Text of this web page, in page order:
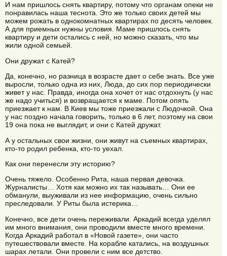
И нам пришлось снять квартиру, потому что органам опеки не
понравилась наша теснота. Это же только своих детей мы
можем рожать в однокомнатных квартирах по десять человек.
А для приемных нужны условия. Маме пришлось снять
квартиру и дети остались с ней, но можно сказать, что мы
жили одной семьей.
Они дружат с Катей?
Да, конечно, но разница в возрасте дает о себе знать. Все уже
выросли, только одна из них, Люда, до сих пор периодически
живет у нас. Правда, иногда она хочет от нас отдохнуть (у нас
же надо учиться) и возвращается к маме. Потом опять
приезжает к нам. В Киев мы тоже приезжали с Людочкой. Она
у нас поздно начала говорить, только в 6 лет, поэтому на свои
19 она пока не выглядит, и они с Катей дружат.
А у остальных свои жизни, они живут на съемных квартирах,
кто-то родил ребенка, кто-то уехал.
Как они перенесли эту историю?
Очень тяжело. Особенно Рита, наша первая девочка.
Журналисты… Хотя как можно их так называть… Они ее
обманули, выуживали из нее информацию, очень сильно
преследовали. У Риты была истерика…
Конечно, все дети очень переживали. Аркадий всегда уделял
им много внимания, они проводили вместе много времени.
Когда Аркадий работал в «Новой газете», они часто
путешествовали вместе. На корабле катались, на воздушных
шарах летали. Они провели с ним все детство.